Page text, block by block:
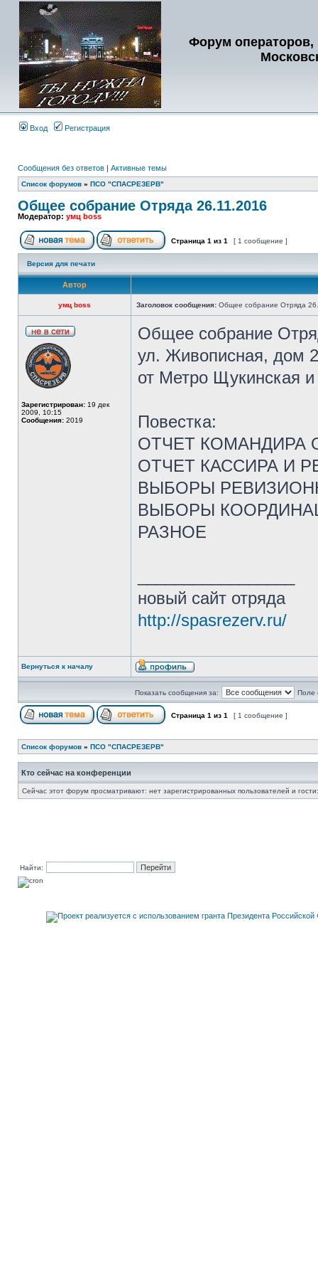
Форум операторов,
Вход Регистрация
Сообщения без ответов | Активные темы
Список форумов » ПСО "СПАСРЕЗЕРВ"
Общее собрание Отряда 26.11.2016
Модератор: умц boss
Страница 1 из 1 [ 1 сообщение ]
Версия для печати
Автор
умц boss Заголовок сообщения: Общее собрание Отряда
Зарегистрирован: 19 дек
2009, 10:15
Сообщения: 2019
Общее собрание
ул. Живописная, дом
от Метро Щукинская
Повестка:
ОТЧЕТ КОМАНДИРА
ОТЧЕТ КАССИРА И
ВЫБОРЫ
ВЫБОРЫ
РАЗНОЕ
новый сайт отряда
http://spasrezerv.ru/
Вернуться к началу
Показать сообщения за: Поле
Страница 1 из 1 [ 1 сообщение ]
Список форумов » ПСО "СПАСРЕЗЕРВ"
Кто сейчас на конференции
Сейчас этот форум просматривают: нет зарегистрированных пользователей и
Найти: